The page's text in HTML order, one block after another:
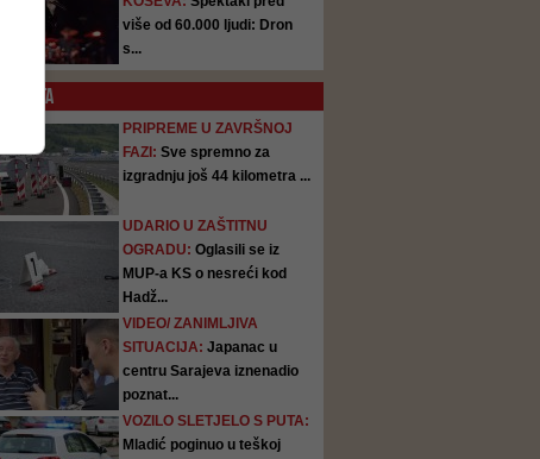
više od 60.000 ljudi: Dron
s...
SATA
PRIPREME U ZAVRŠNOJ
FAZI: Sve spremno za
izgradnju još 44 kilometra ...
UDARIO U ZAŠTITNU
OGRADU: Oglasili se iz
MUP-a KS o nesreći kod
Hadž...
VIDEO/ ZANIMLJIVA
SITUACIJA: Japanac u
centru Sarajeva iznenadio
poznat...
VOZILO SLETJELO S PUTA:
Mladić poginuo u teškoj